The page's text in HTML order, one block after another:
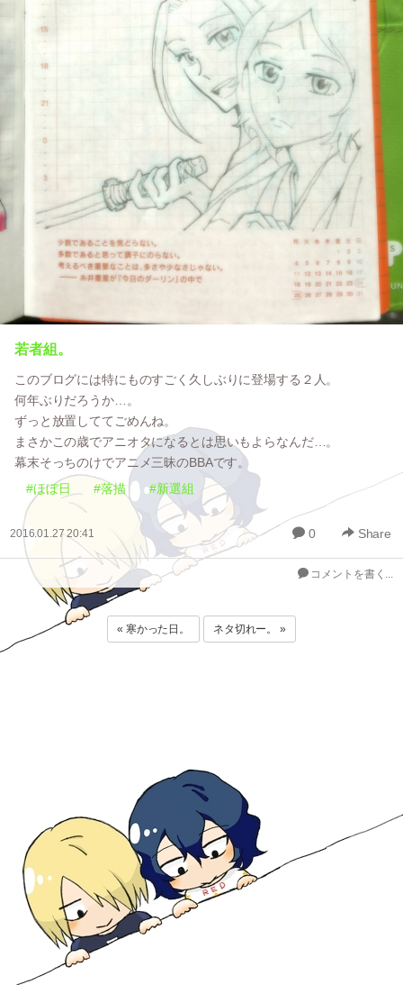
若者組。
このブログには特にものすごく久しぶりに登場する２人。
何年ぶりだろうか…。
ずっと放置しててごめんね。
まさかこの歳でアニオタになるとは思いもよらなんだ…。
幕末そっちのけでアニメ三昧のBBAです。
#ほぼ日
#落描 #新選組
2016.01.27 20:41 0 Share
コメントを書く...
« 寒かった日。 ネタ切れー。 »